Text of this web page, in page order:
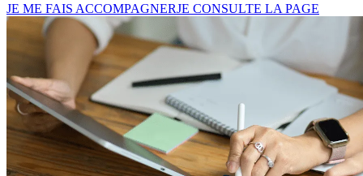
JE ME FAIS ACCOMPAGNERJE CONSULTE LA PAGE